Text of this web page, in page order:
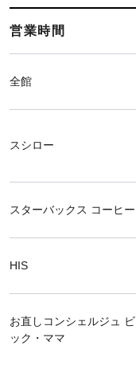
営業時間
全館
スシロー
スターバックス コーヒー
HIS
お直しコンシェルジュ ビ
ック・ママ